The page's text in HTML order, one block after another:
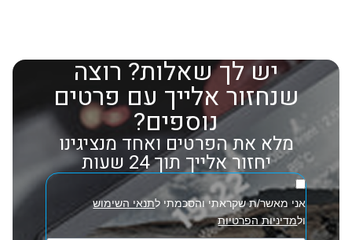
יש לך שאלות? רוצה
שנחזור אלייך עם פרטים
נוספים?
מלא את הפרטים ואחד מנציגינו
יחזור אלייך תוך 24 שעות
אני מאשר/ת שקראתי והסכמתי לתנאי השימוש
ולמדיניות הפרטיות